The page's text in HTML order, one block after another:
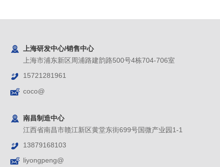
上海研发中心/销售中心
上海市浦东新区周浦路建韵路500号4栋704-706室
15721281961
coco@
南昌制造中心
江西省南昌市赣江新区黄堂东街699号国微产业园1-1
13879168103
liyongpeng@